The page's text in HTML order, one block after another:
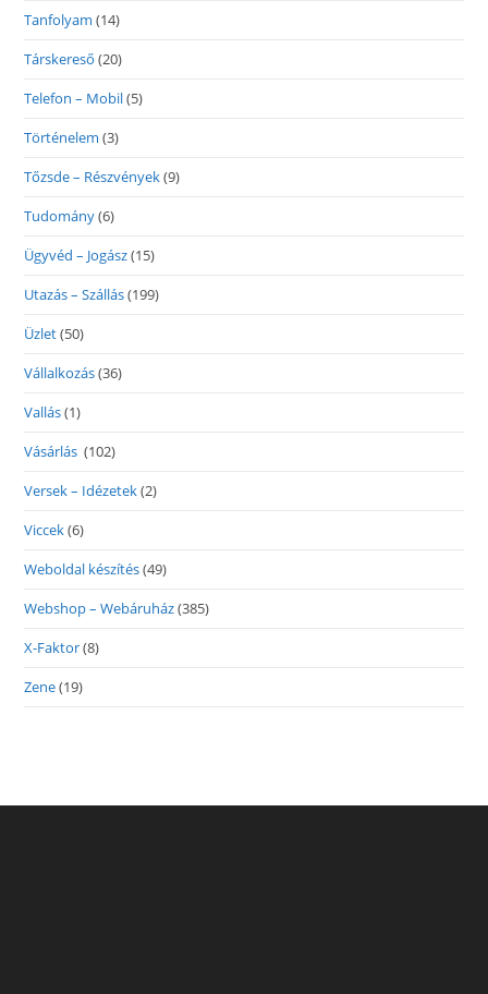
Tanfolyam (14)
Társkereső (20)
Telefon – Mobil(5)
Történelem (3)
Tőzsde – Részvények(9)
Tudomány(6)
Ügyvéd – Jogász(15)
Utazás – Szállás(199)
Üzlet(50)
Vállalkozás(36)
Vallás(1)
Vásárlás (102)
Versek – Idézetek(2)
Viccek(6)
Weboldal készítés(49)
Webshop – Webáruház(385)
X-Faktor(8)
Zene(19)